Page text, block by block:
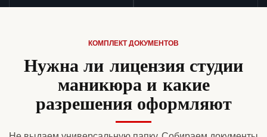
КОМПЛЕКТ ДОКУМЕНТОВ
Нужна ли лицензия студии
маникюра и какие
разрешения оформляют